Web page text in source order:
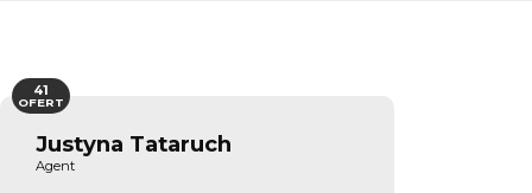
Justyna Tataruch
Agent
41
OFERT